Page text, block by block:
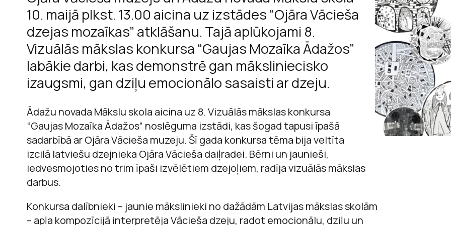
Raiņa un
Jaņa Rozentāla
Andreja Upīša
Andreja Upīša
Ojāra Vācieša
Andrejs Upīts
Ojārs Vācietis
Viegli lasīt
Sarunas
Mācību
10. maijā plkst. 13.00 aicina uz izstādes “Ojāra Vācieša
dzejas mozaīkas” atklāšanu. Tajā aplūkojami 8.
Vizuālās mākslas konkursa “Gaujas Mozaīka Ādažos”
labākie darbi, kas demonstrē gan māksliniecisko
izaugsmi, gan dziļu emocionālo sasaisti ar dzeju.
Ādažu novada Mākslu skola aicina uz 8. Vizuālās mākslas konkursa
“Gaujas Mozaīka Ādažos” noslēguma izstādi, kas šogad tapusi īpašā
sadarbībā ar Ojāra Vācieša muzeju. Šī gada konkursa tēma bija veltīta
izcilā latviešu dzejnieka Ojāra Vācieša daiļradei. Bērni un jaunieši,
iedvesmojoties no trim īpaši izvēlētiem dzejoļiem, radīja vizuālās mākslas
darbus.
Konkursa dalībnieki – jaunie mākslinieki no dažādām Latvijas mākslas skolām
– apļa kompozīcijā interpretēja Vācieša dzeju, radot emocionālu, dziļu un